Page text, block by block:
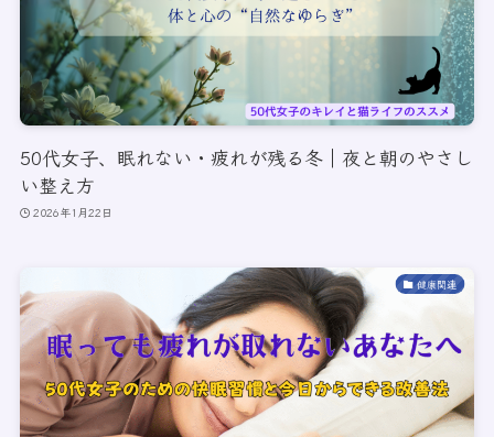
50代女子、眠れない・疲れが残る冬｜夜と朝のやさし
い整え方
2026年1月22日
健康関連